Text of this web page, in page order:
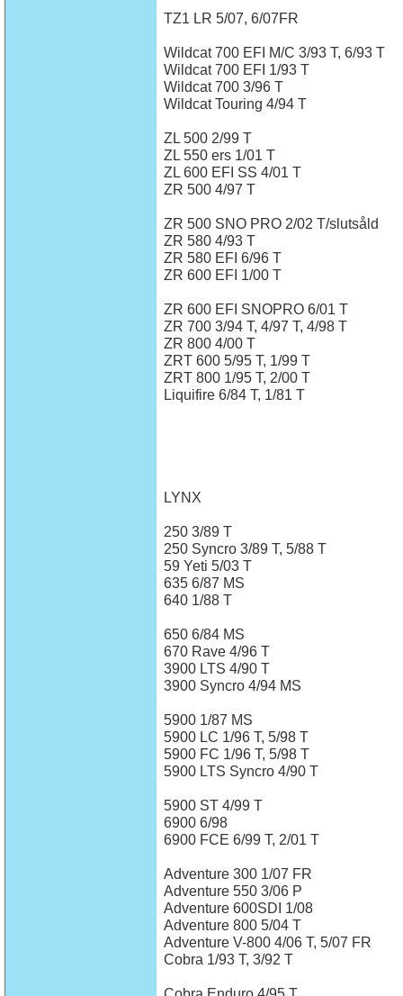
TZ1 LR 5/07, 6/07FR
Wildcat 700 EFI M/C 3/93 T, 6/93 T
Wildcat 700 EFI 1/93 T
Wildcat 700 3/96 T
Wildcat Touring 4/94 T
ZL 500 2/99 T
ZL 550 ers 1/01 T
ZL 600 EFI SS 4/01 T
ZR 500 4/97 T
ZR 500 SNO PRO 2/02 T/slutsåld
ZR 580 4/93 T
ZR 580 EFI 6/96 T
ZR 600 EFI 1/00 T
ZR 600 EFI SNOPRO 6/01 T
ZR 700 3/94 T, 4/97 T, 4/98 T
ZR 800 4/00 T
ZRT 600 5/95 T, 1/99 T
ZRT 800 1/95 T, 2/00 T
Liquifire 6/84 T, 1/81 T
LYNX
250 3/89 T
250 Syncro 3/89 T, 5/88 T
59 Yeti 5/03 T
635 6/87 MS
640 1/88 T
650 6/84 MS
670 Rave 4/96 T
3900 LTS 4/90 T
3900 Syncro 4/94 MS
5900 1/87 MS
5900 LC 1/96 T, 5/98 T
5900 FC 1/96 T, 5/98 T
5900 LTS Syncro 4/90 T
5900 ST 4/99 T
6900 6/98
6900 FCE 6/99 T, 2/01 T
Adventure 300 1/07 FR
Adventure 550 3/06 P
Adventure 600SDI 1/08
Adventure 800 5/04 T
Adventure V-800 4/06 T, 5/07 FR
Cobra 1/93 T, 3/92 T